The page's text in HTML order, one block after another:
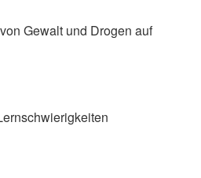
Gewalt und Drogen auf